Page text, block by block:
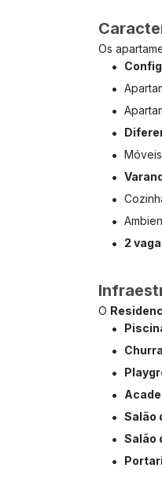
Os
•
•
•
•
•
•
•
•
• 2
O
•
•
•
•
• Salão
• Salão
•